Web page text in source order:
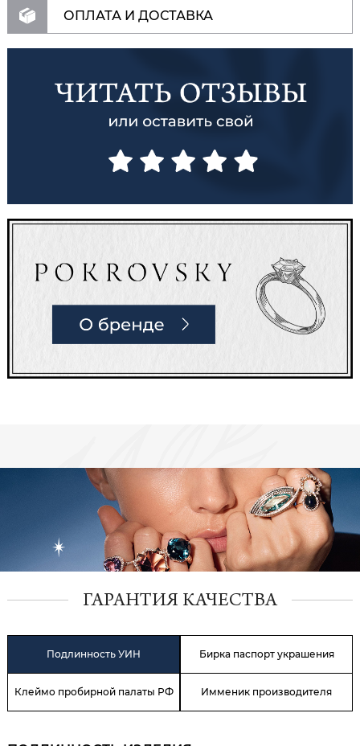
ОПЛАТА И ДОСТАВКА
ГАРАНТИЯ КАЧЕСТВА
Подлинность УИН Бирка паспорт украшения
Клеймо пробирной палаты РФ Имменик производителя